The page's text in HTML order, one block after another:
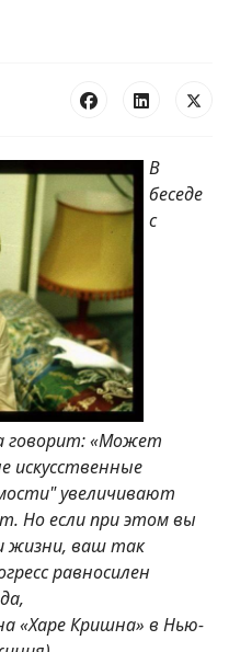
В
беседе
с
говорит: «Может
искусственные
увеличивают
Но если при этом вы
жизни, ваш так
равносилен
«Харе Кришна» в Нью-